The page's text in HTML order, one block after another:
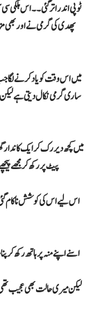
ٹوپی اندر اتر گئی۔۔ اس ہلکی
پھدی کی گرمی نے اور بھی
میں اس وقت کو یاد کرنے
ساری گرمی نکال دیتی ہے
میں کچھ دیر رک کر ایک کاندار
پیٹ پر رکھ کر مجھے
اس لیے اس کی کوشش ناکام گئی
اسنے اپنے منہ پر ہاتھ رکھ کر
لیکن میری حالت بھی عجیب تھی